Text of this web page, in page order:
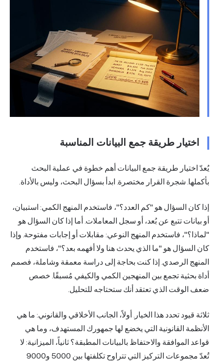
اختيار طريقة جمع البيانات المناسبة
يُعدّ اختيار طريقة جمع البيانات أهم خطوة في عملية البحث
بأكملها. شجرة القرار مختصرة. ابدأ بسؤال البحث، وليس بالأداة.
إذا كان السؤال هو "كم العدد؟"، فاستخدم المنهج الكمي: استبيان،
أو بيانات تتبع عن بُعد، أو سجل المعاملات. أما إذا كان السؤال هو
"لماذا؟"، فاستخدم المنهج النوعي: مقابلات أو إجابات مفتوحة. وإذا
كان السؤال هو "ما الذي يحدث هنا ولا أفهمه بعد؟"، فاستخدم
المنهج الرصدي. إذا كنت بحاجة إلى دراسة معمقة وشاملة، فصمم
أداة بحثية تجمع بين المنهجين الكمي والكيفي مُسبقًا. خصص
ضعف الوقت الذي تعتقد أنك ستحتاجه للتحليل.
ثلاثة قيود تحدد هذا الخيار. أولاً، الجانب الأخلاقي والقانوني: ما هي
الأنظمة القانونية التي يخضع لها جمهورك المستهدف، وما هي
قواعد الموافقة والاحتفاظ بالبيانات المطبقة؟ ثانياً، الميزانية: لا
تُعدّ مجموعات التركيز التي تتراوح تكلفتها بين 5000 و9000